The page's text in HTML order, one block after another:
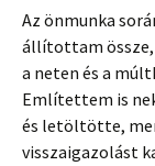
Az önmunka
állítottam össze,
a neten és a
Említettem is
és letöltötte,
visszaigazolást